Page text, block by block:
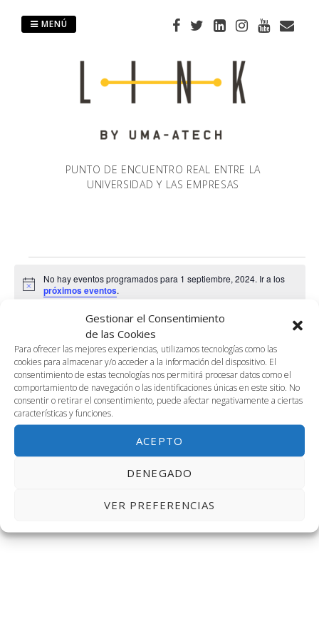
Gestionar el Consentimiento
de las Cookies
Para ofrecer las mejores experiencias, utilizamos tecnologías como las
cookies para almacenar y/o acceder a la información del dispositivo. El
consentimiento de estas tecnologías nos permitirá procesar datos como el
comportamiento de navegación o las identificaciones únicas en este sitio. No
consentir o retirar el consentimiento, puede afectar negativamente a ciertas
características y funciones.
ACEPTO
DENEGADO
VER PREFERENCIAS
PUNTO DE ENCUENTRO REAL ENTRE LA
UNIVERSIDAD Y LAS EMPRESAS
MENÚ
Eventos
1
septiembre,
2024
Aviso
No hay eventos programados para 1 septiembre, 2024. Ir a los
próximos eventos.
de
BUSCAR
de
DÍA
2024-09-01
Selecciona
la
fecha.
Día anterior Siguiente día
SUSCRIBIRSE AL CALENDARIO